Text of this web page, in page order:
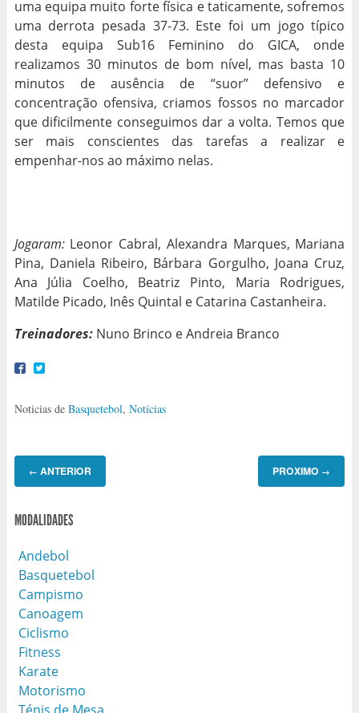
uma equipa muito forte física e taticamente, sofremos
uma derrota pesada 37-73. Este foi um jogo típico
desta equipa Sub16 Feminino do GICA, onde
realizamos 30 minutos de bom nível, mas basta 10
minutos de ausência de “suor” defensivo e
concentração ofensiva, criamos fossos no marcador
que dificilmente conseguimos dar a volta. Temos que
ser mais conscientes das tarefas a realizar e
empenhar-nos ao máximo nelas.
Jogaram:Leonor Cabral, Alexandra Marques, Mariana
Pina, Daniela Ribeiro, Bárbara Gorgulho, Joana Cruz,
Ana Júlia Coelho, Beatriz Pinto, Maria Rodrigues,
Matilde Picado, Inês Quintal e Catarina Castanheira.
Treinadores: Nuno Brinco e Andreia Branco
Noticias de Basquetebol, Notícias
← ANTERIOR PROXIMO →
MODALIDADES
Andebol
Basquetebol
Campismo
Canoagem
Ciclismo
Fitness
Karate
Motorismo